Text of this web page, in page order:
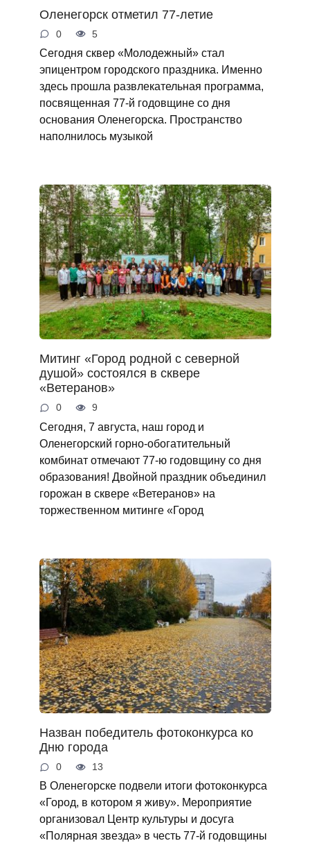
Оленегорск отметил 77-летие
0 5
Сегодня сквер «Молодежный» стал
эпицентром городского праздника. Именно
здесь прошла развлекательная программа,
посвященная 77-й годовщине со дня
основания Оленегорска. Пространство
наполнилось музыкой
Митинг «Город родной с северной
душой» состоялся в сквере
«Ветеранов»
0 9
Сегодня, 7 августа, наш город и
Оленегорский горно‑обогатительный
комбинат отмечают 77‑ю годовщину со дня
образования! Двойной праздник объединил
горожан в сквере «Ветеранов» на
торжественном митинге «Город
Назван победитель фотоконкурса ко
Дню города
0 13
В Оленегорске подвели итоги фотоконкурса
«Город, в котором я живу». Мероприятие
организовал Центр культуры и досуга
«Полярная звезда» в честь 77-й годовщины